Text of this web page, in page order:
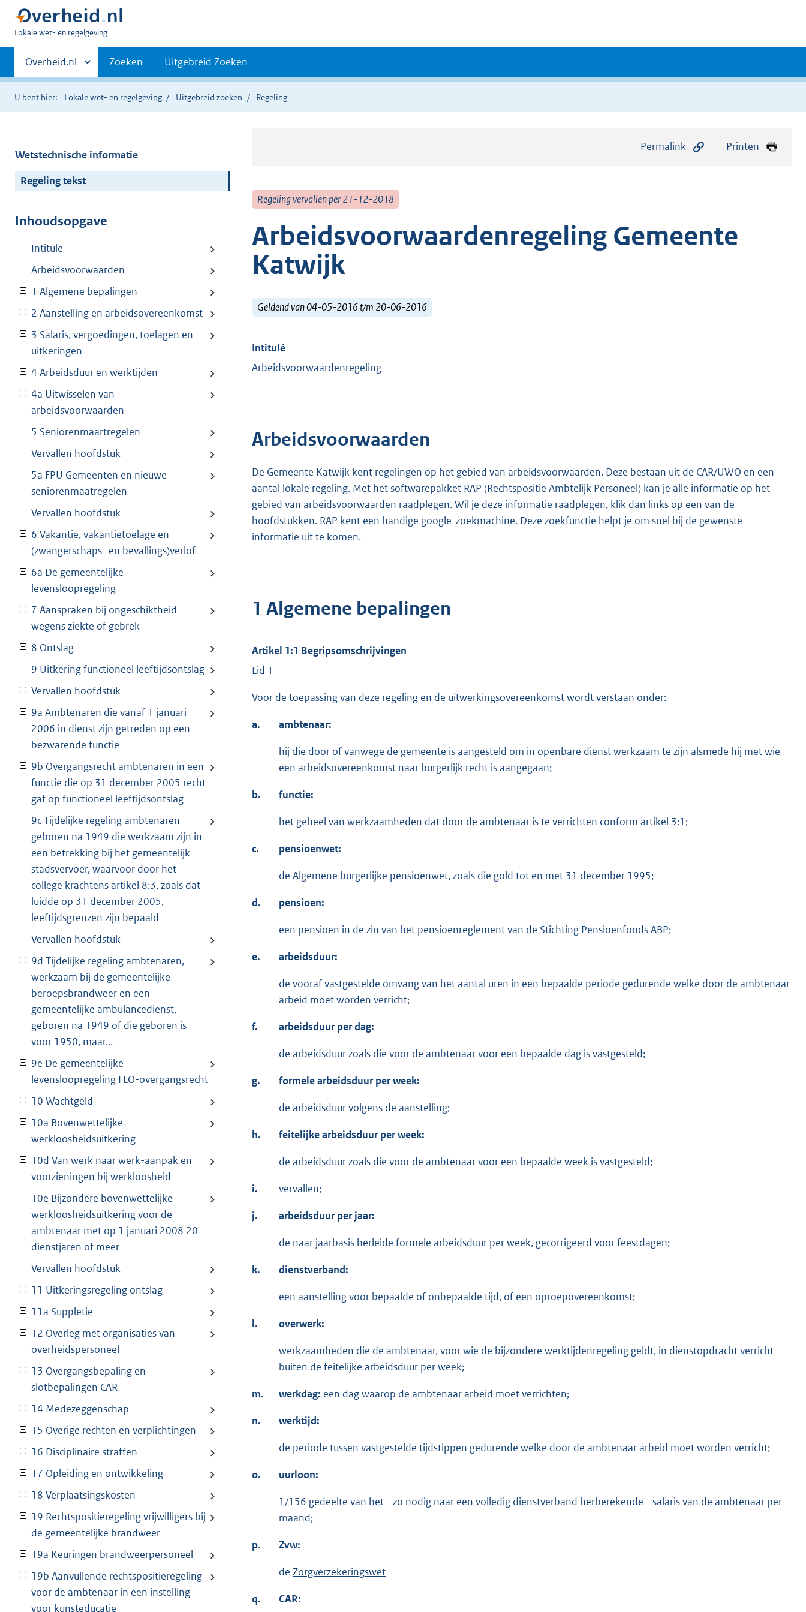
U
hier:
Lokale wet- en regelgeving
Primaire
navigatie
Andere
sites
binnen
Overheid.nl Zoeken Uitgebreid Zoeken
U bent hier: Lokale wet- en regelgeving Uitgebreid zoeken Regeling
Wetstechnische informatie
Regeling tekst
Inhoudsopgave
Intitule
Arbeidsvoorwaarden
1 Algemene bepalingen
2 Aanstelling en arbeidsovereenkomst
3 Salaris, vergoedingen, toelagen en
uitkeringen
4 Arbeidsduur en werktijden
4a Uitwisselen van
arbeidsvoorwaarden
5 Seniorenmaartregelen
Vervallen hoofdstuk
5a FPU Gemeenten en nieuwe
seniorenmaatregelen
Vervallen hoofdstuk
6 Vakantie, vakantietoelage en
(zwangerschaps- en bevallings)verlof
6a De gemeentelijke
levensloopregeling
7 Aanspraken bij ongeschiktheid
wegens ziekte of gebrek
8 Ontslag
9 Uitkering functioneel leeftijdsontslag
Vervallen hoofdstuk
9a Ambtenaren die vanaf 1 januari
2006 in dienst zijn getreden op een
bezwarende functie
9b Overgangsrecht ambtenaren in een
functie die op 31 december 2005 recht
gaf op functioneel leeftijdsontslag
9c Tijdelijke regeling ambtenaren
geboren na 1949 die werkzaam zijn in
een betrekking bij het gemeentelijk
stadsvervoer, waarvoor door het
college krachtens artikel 8:3, zoals dat
luidde op 31 december 2005,
leeftijdsgrenzen zijn bepaald
Vervallen hoofdstuk
9d Tijdelijke regeling ambtenaren,
werkzaam bij de gemeentelijke
beroepsbrandweer en een
gemeentelijke ambulancedienst,
geboren na 1949 of die geboren is
voor 1950, maar...
9e De gemeentelijke
levensloopregeling FLO-overgangsrecht
10 Wachtgeld
10a Bovenwettelijke
werkloosheidsuitkering
10d Van werk naar werk-aanpak en
voorzieningen bij werkloosheid
10e Bijzondere bovenwettelijke
werkloosheidsuitkering voor de
ambtenaar met op 1 januari 2008 20
dienstjaren of meer
Vervallen hoofdstuk
11 Uitkeringsregeling ontslag
11a Suppletie
12 Overleg met organisaties van
overheidspersoneel
13 Overgangsbepaling en
slotbepalingen CAR
14 Medezeggenschap
15 Overige rechten en verplichtingen
16 Disciplinaire straffen
17 Opleiding en ontwikkeling
18 Verplaatsingskosten
19 Rechtspositieregeling vrijwilligers bij
de gemeentelijke brandweer
19a Keuringen brandweerpersoneel
19b Aanvullende rechtspositieregeling
voor de ambtenaar in een instelling
voor kunsteducatie
Permalink Printen
Regeling vervallen per 21-12-2018
Arbeidsvoorwaardenregeling Gemeente
Katwijk
Geldend van 04-05-2016 t/m 20-06-2016
Intitulé
Arbeidsvoorwaardenregeling
Arbeidsvoorwaarden
De Gemeente Katwijk kent regelingen op het gebied van arbeidsvoorwaarden. Deze bestaan uit de CAR/UWO en een
aantal lokale regeling. Met het softwarepakket RAP (Rechtspositie Ambtelijk Personeel) kan je alle informatie op het
gebied van arbeidsvoorwaarden raadplegen. Wil je deze informatie raadplegen, klik dan links op een van de
hoofdstukken. RAP kent een handige google-zoekmachine. Deze zoekfunctie helpt je om snel bij de gewenste
informatie uit te komen.
1 Algemene bepalingen
Artikel 1:1 Begripsomschrijvingen
Lid 1
Voor de toepassing van deze regeling en de uitwerkingsovereenkomst wordt verstaan onder:
a. ambtenaar:
hij die door of vanwege de gemeente is aangesteld om in openbare dienst werkzaam te zijn alsmede hij met wie
een arbeidsovereenkomst naar burgerlijk recht is aangegaan;
b. functie:
het geheel van werkzaamheden dat door de ambtenaar is te verrichten conform artikel 3:1;
c. pensioenwet:
de Algemene burgerlijke pensioenwet, zoals die gold tot en met 31 december 1995;
d. pensioen:
een pensioen in de zin van het pensioenreglement van de Stichting Pensioenfonds ABP;
e. arbeidsduur:
de vooraf vastgestelde omvang van het aantal uren in een bepaalde periode gedurende welke door de ambtenaar
arbeid moet worden verricht;
f. arbeidsduur per dag:
de arbeidsduur zoals die voor de ambtenaar voor een bepaalde dag is vastgesteld;
g. formele arbeidsduur per week:
de arbeidsduur volgens de aanstelling;
h. feitelijke arbeidsduur per week:
de arbeidsduur zoals die voor de ambtenaar voor een bepaalde week is vastgesteld;
i. vervallen;
j. arbeidsduur per jaar:
de naar jaarbasis herleide formele arbeidsduur per week, gecorrigeerd voor feestdagen;
k. dienstverband:
een aanstelling voor bepaalde of onbepaalde tijd, of een oproepovereenkomst;
l. overwerk:
werkzaamheden die de ambtenaar, voor wie de bijzondere werktijdenregeling geldt, in dienstopdracht verricht
buiten de feitelijke arbeidsduur per week;
m. werkdag: een dag waarop de ambtenaar arbeid moet verrichten;
n. werktijd:
de periode tussen vastgestelde tijdstippen gedurende welke door de ambtenaar arbeid moet worden verricht;
o. uurloon:
1/156 gedeelte van het - zo nodig naar een volledig dienstverband herberekende - salaris van de ambtenaar per
maand;
p. Zvw:
de Zorgverzekeringswet
q. CAR: